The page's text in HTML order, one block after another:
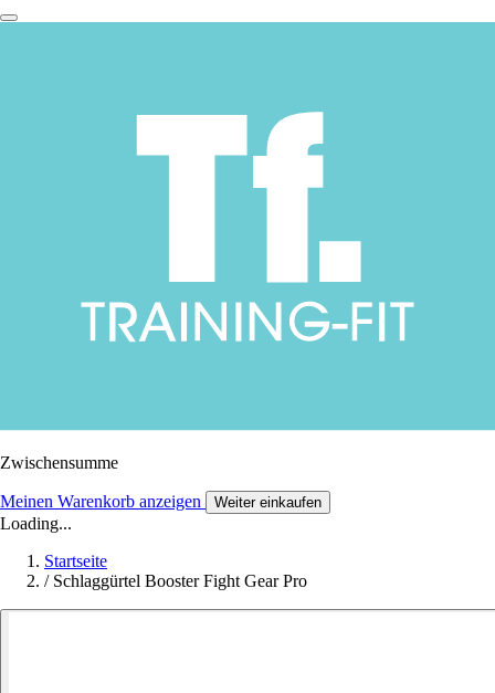
Zwischensumme
Meinen Warenkorb anzeigen Weiter einkaufen
Loading...
Startseite
/ Schlaggürtel Booster Fight Gear Pro